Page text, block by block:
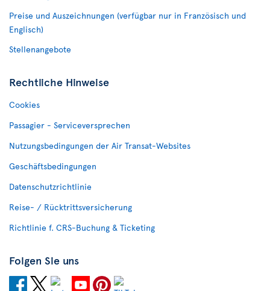
Preise und Auszeichnungen (verfügbar nur in Französisch und
Englisch)
Stellenangebote
Rechtliche Hinweise
Cookies
Passagier - Serviceversprechen
Nutzungsbedingungen der Air Transat-Websites
Geschäftsbedingungen
Datenschutzrichtlinie
Reise- / Rücktrittsversicherung
Richtlinie f. CRS-Buchung & Ticketing
Folgen Sie uns